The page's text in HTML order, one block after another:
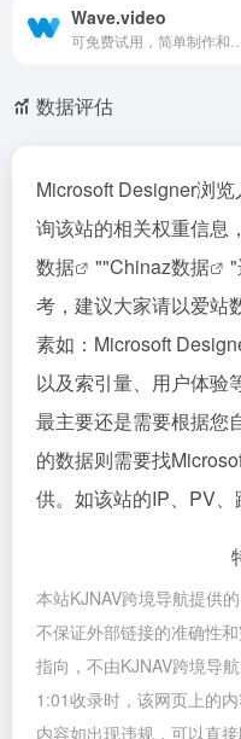
Wave.video
数据评估
Microsoft Designer浏
询该站的相关权重信息
数据
""Chinaz数据
考，建议大家请以爱站
素如：Microsoft
以及索引量、用户体验
最主要还是需要根据您
的数据则需要找
供。如该站的IP、PV、
本站KJNAV跨境导航提供
不保证外部链接的准确性
指向，不由KJNAV跨境导
1:01收录时，该网页上的
内容如出现违规，可以直